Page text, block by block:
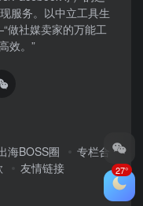
服务。以中立工具生
社媒卖家的万能工
效。”
海BOSS圈
专栏合
友情链接 27°